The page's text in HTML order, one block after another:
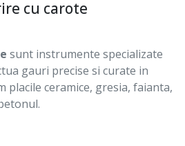
cu carote
sunt instrumente specializate
gauri precise si curate in
placile ceramice, gresia, faianta,
segmente diamantate, care
eficienta, reducand riscul de